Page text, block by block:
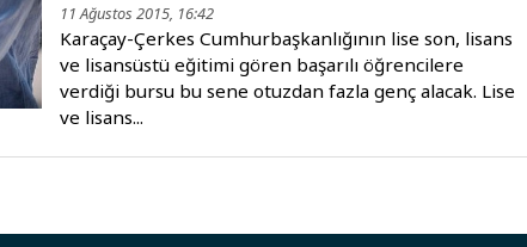
11 Ağustos 2015, 16:42
Karaçay-Çerkes Cumhurbaşkanlığının lise son, lisans
ve lisansüstü eğitimi gören başarılı öğrencilere
verdiği bursu bu sene otuzdan fazla genç alacak. Lise
ve lisans...